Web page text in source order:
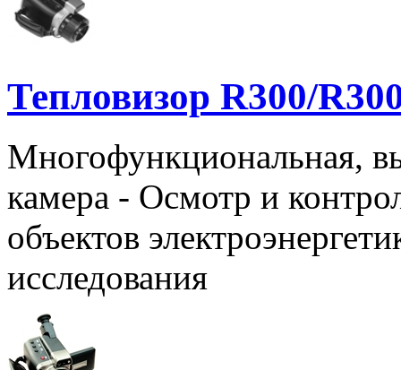
Тепловизор R300/
Многофункциональная,
камера - Осмотр и
объектов
исследования